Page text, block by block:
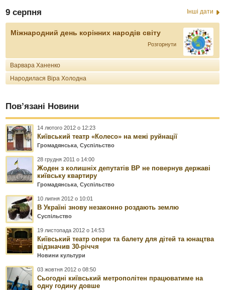
9 серпня Інші дати
Міжнародний день корінних народів світу
Розгорнути
Варвара Ханенко
Народилася Віра Холодна
Пов’язані Новини
14 лютого 2012 о 12:23
Київський театр «Колесо» на межі руйнації
Громадянська ,Суспільство
28 грудня 2011 о 14:00
Жоден з колишніх депутатів ВР не повернув державі
київську квартиру
Громадянська ,Суспільство
10 липня 2012 о 10:01
В Україні знову незаконно роздають землю
Суспільство
19 листопада 2012 о 14:53
Київський театр опери та балету для дітей та юнацтва
відзначив 30-річчя
Новини культури
03 жовтня 2012 о 08:50
Сьогодні київський метрополітен працюватиме на
одну годину довше